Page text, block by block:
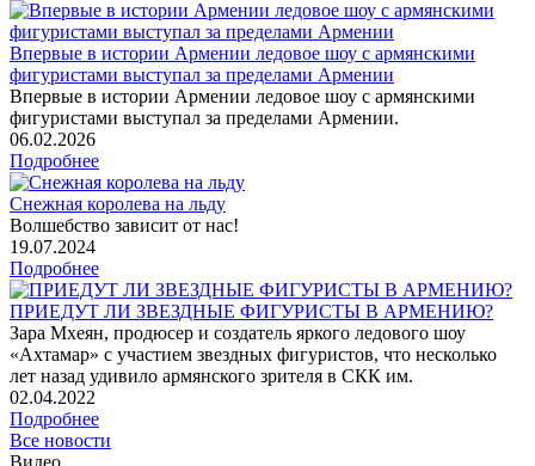
Впервые в истории Армении ледовое шоу с армянскими
фигуристами выступал за пределами Армении
Впервые в истории Армении ледовое шоу с армянскими
фигуристами выступал за пределами Армении.
06.02.2026
Подробнее
Снежная королева на льду
Волшебство зависит от нас!
19.07.2024
Подробнее
ПРИЕДУТ ЛИ ЗВЕЗДНЫЕ ФИГУРИСТЫ В АРМЕНИЮ?
Зара Мхеян, продюсер и создатель яркого ледового шоу
«Ахтамар» с участием звездных фигуристов, что несколько
лет назад удивило армянского зрителя в СКК им.
02.04.2022
Подробнее
Все новости
Видео